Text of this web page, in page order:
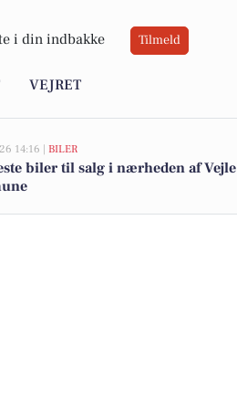
i din indbakke Tilmeld
VEJRET
14:16 | BILER
biler til salg i nærheden af Vejle